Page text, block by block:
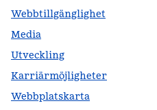
Webbtillgänglighet
Media
Utveckling
Karriärmöjligheter
Webbplatskarta